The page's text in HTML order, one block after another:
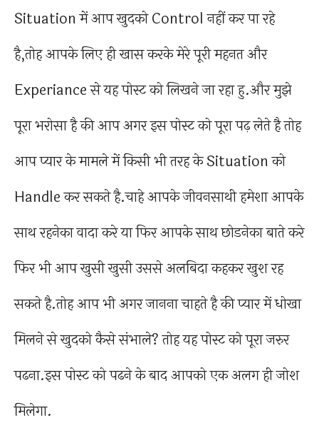
Situation में आप खुदको Control नहीं कर पा रहे
है,तोह आपके लिए ही खास करके मेरे पूरी महनत और
Experiance से यह पोस्ट को लिखने जा रहा हु.और मुझे
पूरा भरोसा है की आप अगर इस पोस्ट को पूरा पढ़ लेते है तोह
आप प्यार के मामले में किसी भी तरह के Situation को
Handle कर सकते है.चाहे आपके जीवनसाथी हमेशा आपके
साथ रहनेका वादा करे या फिर आपके साथ छोडनेका बाते करे
फिर भी आप खुसी खुसी उससे अलबिदा कहकर खुश रह
सकते है.तोह आप भी अगर जानना चाहते है की प्यार में धोखा
मिलने से खुदको कैसे संभाले? तोह यह पोस्ट को पूरा जरुर
पढना.इस पोस्ट को पढने के बाद आपको एक अलग ही जोश
मिलेगा.